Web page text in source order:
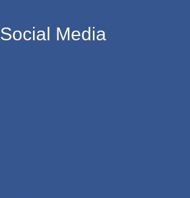
Social Media